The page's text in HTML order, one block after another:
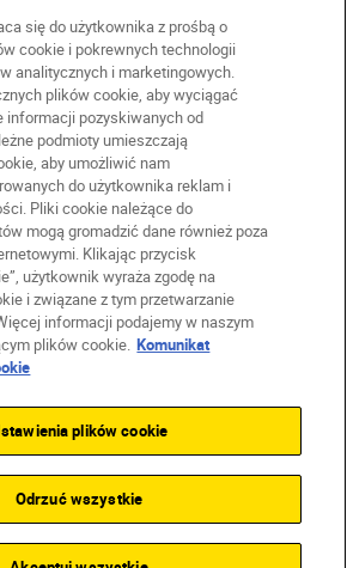
prywatności
z Nikon Store
plików cookie
Dostępność
cookie
się do użytkownika z prośbą o
cookie i pokrewnych technologii
analitycznych i marketingowych.
plików cookie, aby wyciągać
informacji pozyskiwanych od
podmioty umieszczają
aby umożliwić nam
do użytkownika reklam i
Pliki cookie należące do
mogą gromadzić dane również poza
Klikając przycisk
użytkownik wyraża zgodę na
i związane z tym przetwarzanie
informacji podajemy w naszym
plików cookie. Komunikat
plików cookie
Odrzuć wszystkie